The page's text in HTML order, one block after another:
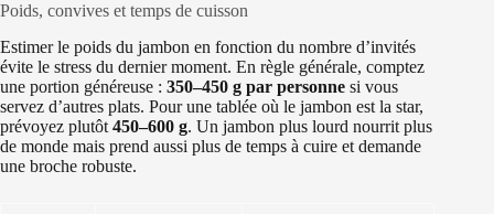
Poids, convives et temps de cuisson
Estimer le poids du jambon en fonction du nombre d’invités
évite le stress du dernier moment. En règle générale, comptez
une portion généreuse : 350–450 g par personne si vous
servez d’autres plats. Pour une tablée où le jambon est la star,
prévoyez plutôt 450–600 g. Un jambon plus lourd nourrit plus
de monde mais prend aussi plus de temps à cuire et demande
une broche robuste.